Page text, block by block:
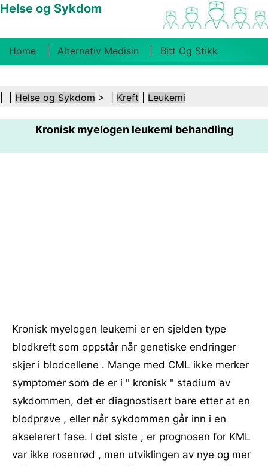
Helse og Sykdom
Home Alternativ Medisin Bitt Og Stikk
Kosthold Og Ernæring Familiehelse
Helsebransjen Psykisk Helse Folkehelse Og
Sikkerhet Kirurgi Og Prosedyrer Helse
Helse og Sykdom > | Kreft Leukemi
Kronisk myelogen leukemi behandling
Kronisk myelogen leukemi er en sjelden type
blodkreft som oppstår når genetiske endringer
skjer i blodcellene . Mange med CML ikke merker
symptomer som de er i " kronisk " stadium av
sykdommen, det er diagnostisert bare etter at en
blodprøve , eller når sykdommen går inn i en
akselerert fase. I det siste , er prognosen for KML
var ikke rosenrød , men utviklingen av nye og mer